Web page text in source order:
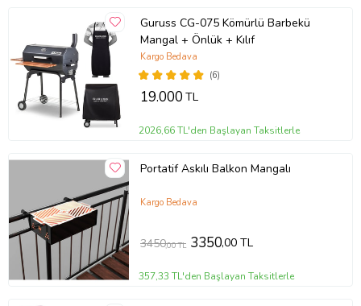
Guruss CG-075 Kömürlü Barbekü
Mangal + Önlük + Kılıf
(6)
Kargo Bedava
19.000TL
2026,66 TL'den Başlayan Taksitlerle
Portatif Askılı Balkon Mangalı
Kargo Bedava
3450,00 TL 3350,00 TL
357,33 TL'den Başlayan Taksitlerle